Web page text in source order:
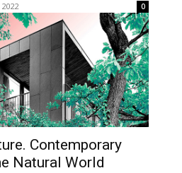
0
Contemporary
Natural World